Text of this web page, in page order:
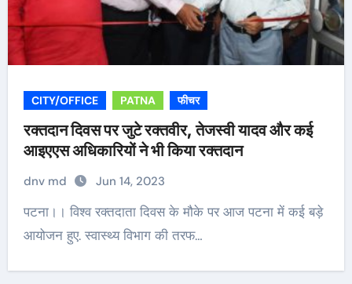
CITY/OFFICE PATNA फीचर
रक्तदान दिवस पर जुटे रक्तवीर, तेजस्वी यादव और कई
आइएएस अधिकारियों ने भी किया रक्तदान
dnv md Jun 14, 2023
पटना।। विश्व रक्तदाता दिवस के मौके पर आज पटना में कई बड़े
आयोजन हुए. स्वास्थ्य विभाग की तरफ…